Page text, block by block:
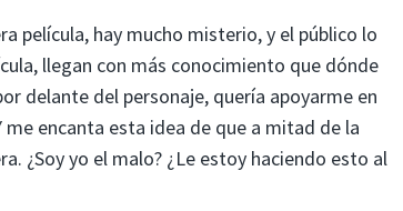
película, hay mucho misterio, y el público lo
llegan con más conocimiento que dónde
delante del personaje, quería apoyarme en
encanta esta idea de que a mitad de la
¿Soy yo el malo? ¿Le estoy haciendo esto al